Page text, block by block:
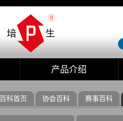
产品介绍
百科首页 协会百科 赛事百科